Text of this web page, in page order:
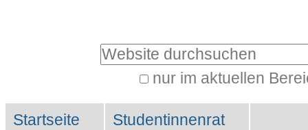
Website durchsuchen
nur im aktuellen
Suche…
Sektionen
Startseite Studentinnenrat